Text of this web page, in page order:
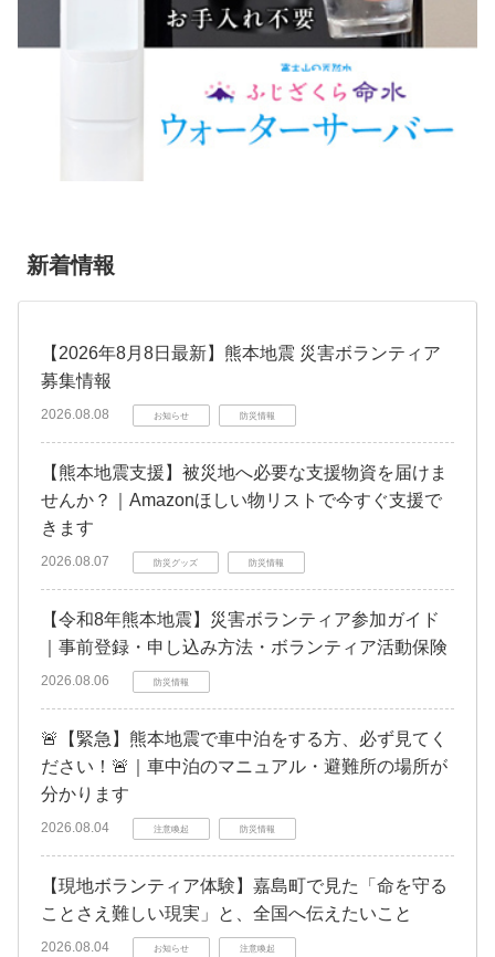
新着情報
【2026年8月8日最新】熊本地震 災害ボランティア
募集情報
2026.08.08 お知らせ 防災情報
【熊本地震支援】被災地へ必要な支援物資を届けま
せんか？｜Amazonほしい物リストで今すぐ支援で
きます
2026.08.07 防災グッズ 防災情報
【令和8年熊本地震】災害ボランティア参加ガイド
｜事前登録・申し込み方法・ボランティア活動保険
2026.08.06 防災情報
🚨【緊急】熊本地震で車中泊をする方、必ず見てく
ださい！🚨｜車中泊のマニュアル・避難所の場所が
分かります
2026.08.04 注意喚起 防災情報
【現地ボランティア体験】嘉島町で見た「命を守る
ことさえ難しい現実」と、全国へ伝えたいこと
2026.08.04 お知らせ 注意喚起